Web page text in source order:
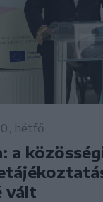
hétfő
a
vált